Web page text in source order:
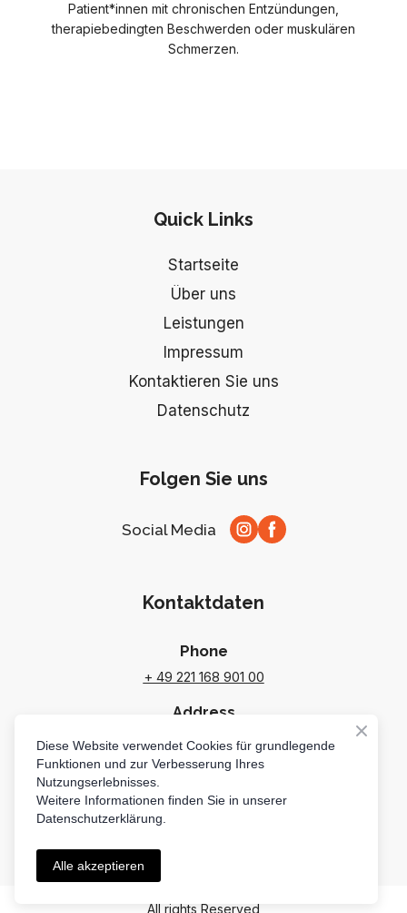
Patient*innen mit chronischen Entzündungen,
therapiebedingten Beschwerden oder muskulären
Schmerzen.
Quick Links
Startseite
Über uns
Leistungen
Impressum
Kontaktieren Sie uns
Datenschutz
Folgen Sie uns
Social Media
Kontaktdaten
Phone
+ 49 221 168 901 00
Address
Riehler Straße 231, 50735 Köln
E-mail
moc.ainolocidem%40noitpecer
All rights Reserved
Diese Website verwendet Cookies für grundlegende
Funktionen und zur Verbesserung Ihres
Nutzungserlebnisses.
Weitere Informationen finden Sie in unserer
Datenschutzerklärung.
Alle akzeptieren